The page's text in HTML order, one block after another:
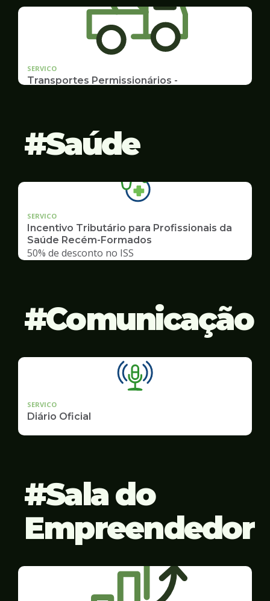
Documentação, Requerimento e Transferência
SERVICO
Transportes Permissionários -
Saúde
SERVICO
Incentivo Tributário para Profissionais da
Saúde Recém-Formados
50% de desconto no ISS
Comunicação
SERVICO
Diário Oficial
Sala do
Empreendedor